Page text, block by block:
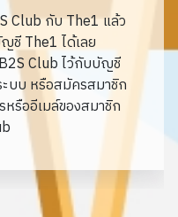
Club กับ The1 แล้ว
ชี The1 ได้เลย
Club ไว้กับบัญชี
บบ หรือสมัครสมาชิก
รืออีเมล์ของสมาชิก